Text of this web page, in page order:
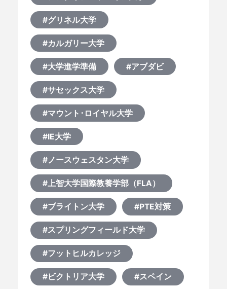
#グリネル大学
#カルガリー大学
#大学進学準備 #アブダビ
#サセックス大学
#マウント･ロイヤル大学
#IE大学
#ノースウェスタン大学
#上智大学国際教養学部（FLA）
#ブライトン大学 #PTE対策
#スプリングフィールド大学
#フットヒルカレッジ
#ビクトリア大学 #スペイン